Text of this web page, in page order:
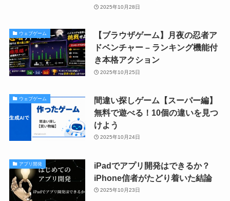
2025年10月28日
ウェブゲーム
【ブラウザゲーム】月夜の忍者ア
ドベンチャー – ランキング機能付
き本格アクション
2025年10月25日
ウェブゲーム
間違い探しゲーム【スーパー編】
無料で遊べる！10個の違いを見つ
けよう
2025年10月24日
アプリ開発
iPadでアプリ開発はできるか？
iPhone信者がたどり着いた結論
2025年10月23日